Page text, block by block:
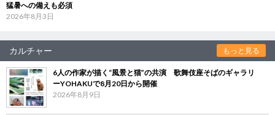
猛暑への備えも必須
2026年8月3日
カルチャー もっと見る
6人の作家が描く“風景と猫”の共演 歌舞伎座そばのギャラリ
ーYOHAKUで8月20日から開催
2026年8月9日